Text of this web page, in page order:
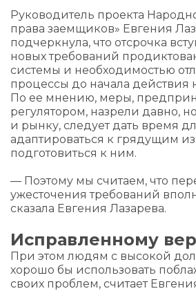
Руководитель проекта
права заемщиков» Евгения
подчеркнула, что отсрочка
новых требований
системы и необходимостью
процессы до начала действия
По ее мнению, меры,
регулятором, назрели давно,
и рынку, следует дать время
адаптироваться к грядущим
подготовиться к ним.
— Поэтому мы считаем, что
ужесточения требований
сказала Евгения Лазарева.
Исправленному
При этом людям с высокой
хорошо бы использовать
своих проблем, считает